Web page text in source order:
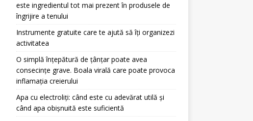
este ingredientul tot mai prezent în produsele de
îngrijire a tenului
Instrumente gratuite care te ajută să îți organizezi
activitatea
O simplă înțepătură de țânțar poate avea
consecințe grave. Boala virală care poate provoca
inflamația creierului
Apa cu electroliți: când este cu adevărat utilă și
când apa obișnuită este suficientă